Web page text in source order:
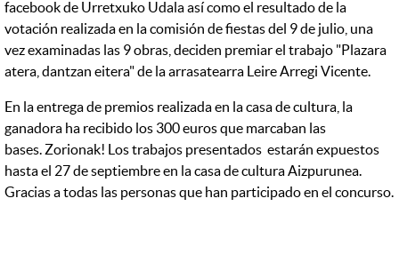
facebook de Urretxuko Udala así como el resultado de la
votación realizada en la comisión de fiestas del 9 de julio, una
vez examinadas las 9 obras, deciden premiar el trabajo "Plazara
atera, dantzan eitera" de la arrasatearra Leire Arregi Vicente.
En la entrega de premios realizada en la casa de cultura, la
ganadora ha recibido los 300 euros que marcaban las
bases. Zorionak! Los trabajos presentados estarán expuestos
hasta el 27 de septiembre en la casa de cultura Aizpurunea.
Gracias a todas las personas que han participado en el concurso.